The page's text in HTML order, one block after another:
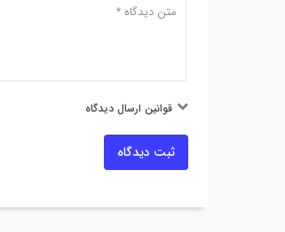
قوانین ارسال دیدگاه
ثبت دیدگاه